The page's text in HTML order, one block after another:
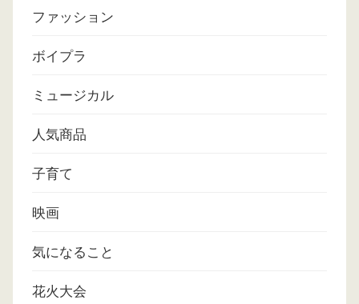
ファッション
ボイプラ
ミュージカル
人気商品
子育て
映画
気になること
花火大会